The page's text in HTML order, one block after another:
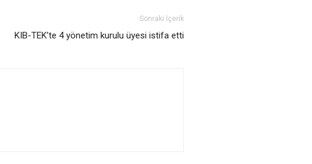
Sonraki İçerik
KIB-TEK’te 4 yönetim kurulu üyesi istifa etti